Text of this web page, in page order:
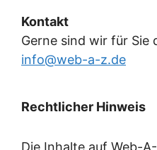
Kontakt
Gerne sind wir für Sie
info@web-a-z.de
Rechtlicher Hinweis
Die Inhalte auf Web-